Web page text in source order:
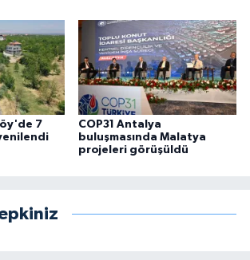
7
COP31 Antalya
buluşmasında Malatya
projeleri görüşüldü